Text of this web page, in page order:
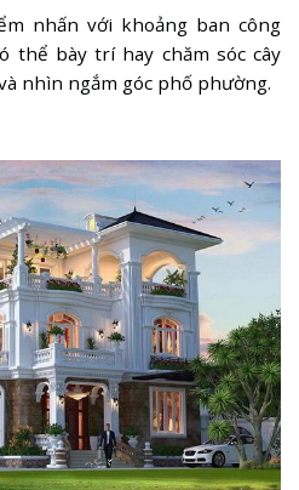
nhấn với khoảng ban công
thể bày trí hay chăm sóc cây
nhìn ngắm góc phố phường.